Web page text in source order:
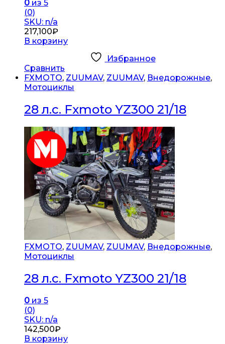
0 из 5
(0)
SKU: n/a
217,100₽
В корзину
Избранное
Сравнить
FXMOTO, ZUUMAV, ZUUMAV, Внедорожные,
Мотоциклы
28 л.с. Fxmoto YZ300 21/18
FXMOTO, ZUUMAV, ZUUMAV, Внедорожные,
Мотоциклы
28 л.с. Fxmoto YZ300 21/18
0 из 5
(0)
SKU: n/a
142,500₽
В корзину